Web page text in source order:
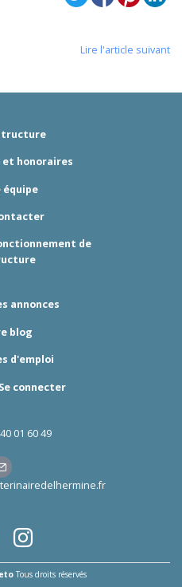
Lire l'article suivant
et honoraires
équipe
de
annonces
blog
d'emploi
connecter
01 60 49
Tous droits réservés